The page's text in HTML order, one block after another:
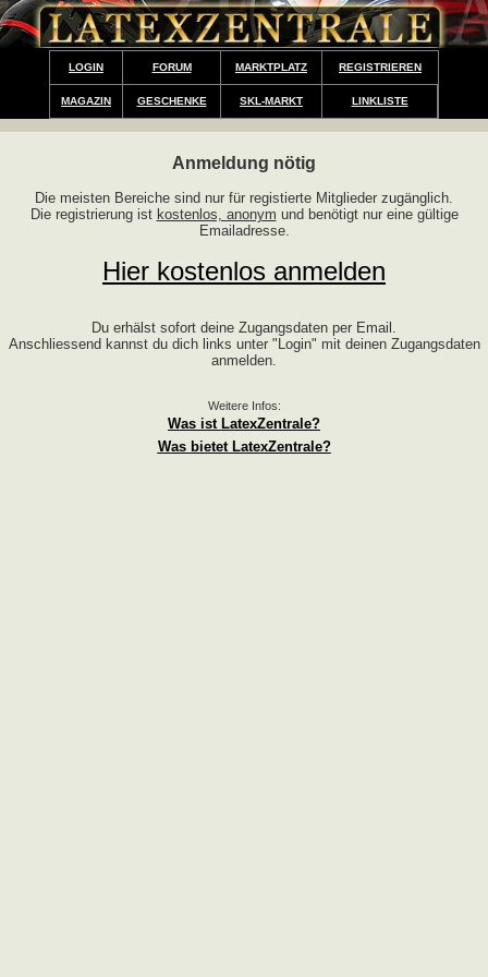
LOGIN FORUM MARKTPLATZ REGISTRIEREN
MAGAZIN GESCHENKE SKL-MARKT LINKLISTE
Anmeldung nötig
Die meisten Bereiche sind nur für registierte Mitglieder zugänglich.
Die registrierung ist kostenlos, anonym und benötigt nur eine gültige
Emailadresse.
Hier kostenlos anmelden
Du erhälst sofort deine Zugangsdaten per Email.
Anschliessend kannst du dich links unter "Login" mit deinen Zugangsdaten
anmelden.
Weitere Infos:
Was ist LatexZentrale?
Was bietet LatexZentrale?